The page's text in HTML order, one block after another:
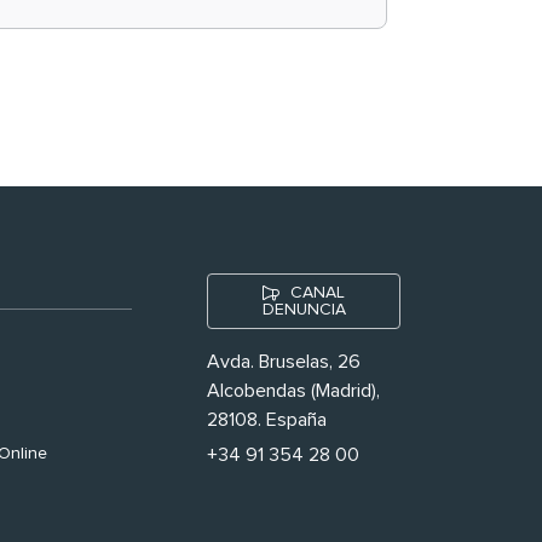
CANAL
DENUNCIA
Avda. Bruselas, 26
Alcobendas (Madrid),
28108. España
+34 91 354 28 00